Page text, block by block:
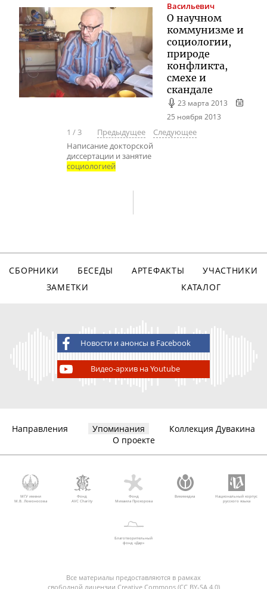
Васильевич
О научном
коммунизме и
социологии,
природе
конфликта,
смехе и
скандале
23 марта 2013
25 ноября 2013
1 /3 Предыдущее
Следующее
Написание докторской
диссертации и занятие
социологией
СБОРНИКИ БЕСЕДЫ АРТЕФАКТЫ
УЧАСТНИКИ
ЗАМЕТКИ
КАТАЛОГ
Новости и анонсы в Facebook
Видео-архив на Youtube
Направления Упоминания
Коллекция Дувакина
О проекте
МГУ имени
М.В. Ломоносова
Фонд
AVC Charity
Фонд
Михаила Прохорова
Викимедиа
Национальный корпус
русского языка
Благотворительный
фонд «Дар»
Все материалы предоставляются в рамках
свободной лицензии Creative Commons (CC BY-SA 4.0)